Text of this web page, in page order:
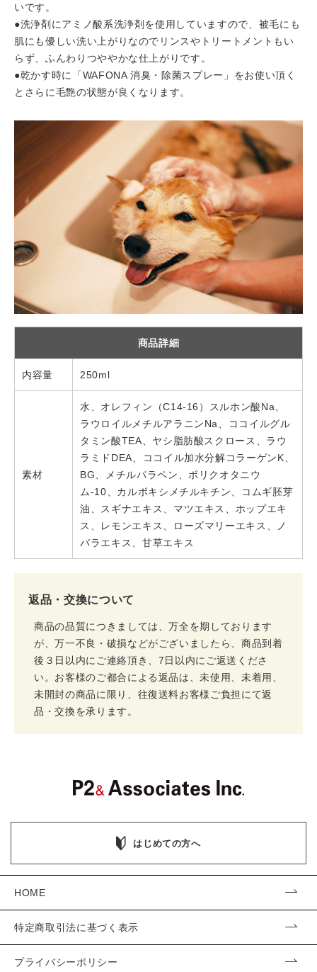
いです。
●洗浄剤にアミノ酸系洗浄剤を使用していますので、被毛にも
肌にも優しい洗い上がりなのでリンスやトリートメントもい
らず、ふんわりつややかな仕上がりです。
●乾かす時に「WAFONA 消臭・除菌スプレー」をお使い頂く
とさらに毛艶の状態が良くなります。
商品詳細
内容量 250ml
素材
水、オレフィン（C14-16）スルホン酸Na、
ラウロイルメチルアラニンNa、ココイルグル
タミン酸TEA、ヤシ脂肪酸スクロース、ラウ
ラミドDEA、ココイル加水分解コラーゲンK、
BG、メチルパラペン、ボリクオタニウ
ム-10、カルボキシメチルキチン、コムギ胚芽
油、スギナエキス、マツエキス、ホップエキ
ス、レモンエキス、ローズマリーエキス、ノ
バラエキス、甘草エキス
返品・交換について
商品の品質につきましては、万全を期しております
が、万一不良・破損などがございましたら、商品到着
後３日以内にご連絡頂き、7日以内にご返送くださ
い。お客様のご都合による返品は、未使用、未着用、
未開封の商品に限り、往復送料お客様ご負担にて返
品・交換を承ります。
はじめての方へ
HOME
特定商取引法に基づく表示
プライバシーポリシー